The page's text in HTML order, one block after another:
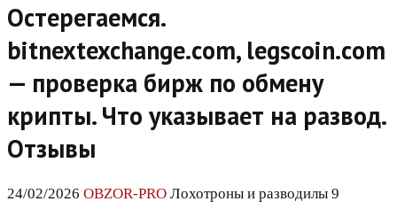
Остерегаемся.
bitnextexchange.com, legscoin.com
— проверка бирж по обмену
крипты. Что указывает на развод.
Отзывы
24/02/2026 OBZOR-PRO Лохотроны и разводилы 9